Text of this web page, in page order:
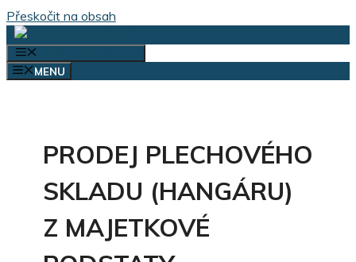
Přeskočit na obsah
MENU
PRODEJ PLECHOVÉHO
SKLADU (HANGÁRU)
Z MAJETKOVÉ